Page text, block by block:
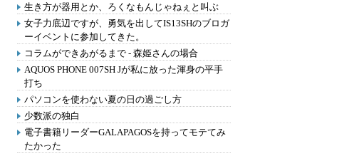
生き方が器用とか、ろくなもんじゃねぇと叫ぶ
女子力底辺ですが、勇気を出してIS13SHのブロガ
ーイベントに参加してきた。
コラムができあがるまで - 森姫さんの場合
AQUOS PHONE 007SH Jが私に放った渾身の平手
打ち
パソコンを使わない夏の日の過ごし方
少数派の独白
電子書籍リーダーGALAPAGOSを持ってモテてみ
たかった